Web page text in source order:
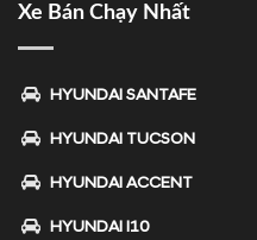
Xe Bán Chạy Nhất
HYUNDAI SANTAFE
HYUNDAI TUCSON
HYUNDAI ACCENT
HYUNDAI I10